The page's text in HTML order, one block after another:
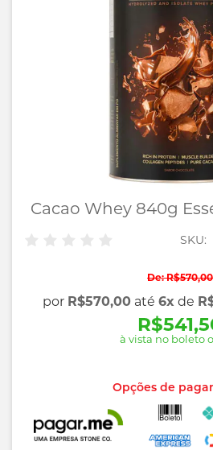
Cacao Whey 840g
SKU
R$570,00
por R$570,00 até 6x de
à vista no boleto
Opções de
Saltar